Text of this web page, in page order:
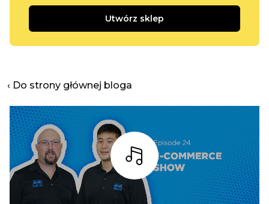
Utwórz sklep
‹ Do strony głównej bloga
Słuchaj